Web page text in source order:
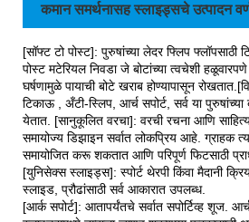
कमान समर्थनासह स्लाइड्सचे उत्पादन
[सॉफ्ट टो पोस्ट]: पुरुषांच्या लेदर फ्लिप
पोस्ट मटेरियल निवडा जे बोटांच्या त्वचेशी
घर्षणामुळे पायाची बोटे खराब होण्यापासून
टिकाऊ , अँटी-स्लिप, आर्च सपोर्ट, सर्व या
येतात. [सानुकूलित वरचा]: वरची रचना आणि
समायोज्य डिझाइन सर्वात लोकप्रिय आहे. ग्राहक
समायोजित करू शकतात आणि परिपूर्ण फिटसाठी
[युनिसेक्स स्लाइड्स]: स्पोर्ट थेरपी किंवा मैदानी
स्लाइड, प्रौढांसाठी सर्व आकारात उपलब्ध.
[आर्क सपोर्ट]: आतापर्यंतचे सर्वात सपोर्टिव्ह शूज.